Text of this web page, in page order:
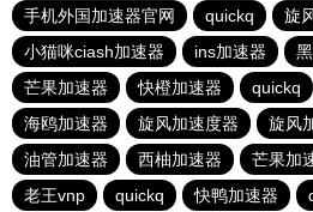
手机外国加速器官网
quickq
旋
小猫咪ciash加速器
ins加速器
芒果加速器
快橙加速器 quickq
海鸥加速器
旋风加速度器 旋风
油管加速器
西柚加速器 芒果加
老王vnp
quickq 快鸭加速器